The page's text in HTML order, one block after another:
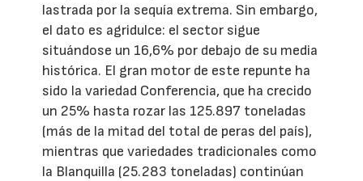
lastrada por la sequía extrema. Sin embargo,
el dato es agridulce: el sector sigue
situándose un 16,6% por debajo de su media
histórica. El gran motor de este repunte ha
sido la variedad Conferencia, que ha crecido
un 25% hasta rozar las 125.897 toneladas
(más de la mitad del total de peras del país),
mientras que variedades tradicionales como
la Blanquilla (25.283 toneladas) continúan